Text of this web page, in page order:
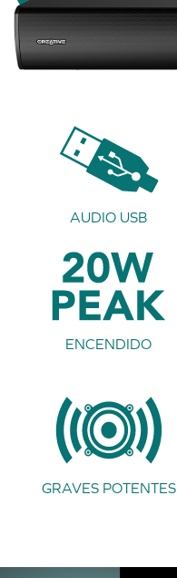
AUDIO USB
ENCENDIDO
GRAVES POTENTES